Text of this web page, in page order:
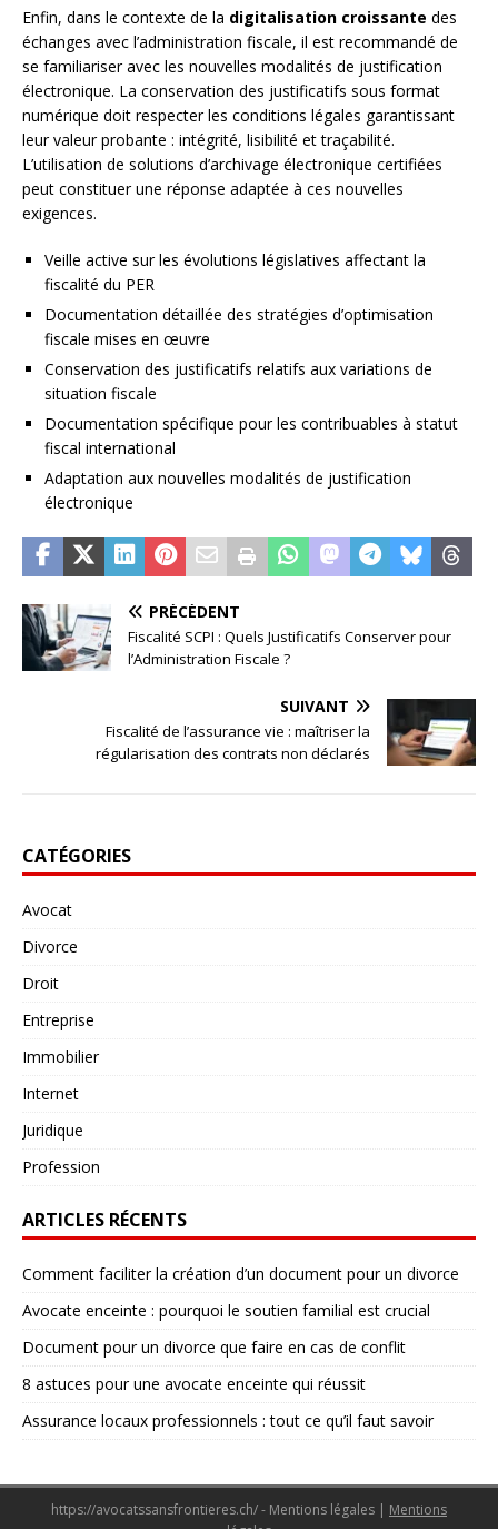
Enfin, dans le contexte de la digitalisation croissante des
échanges avec l’administration fiscale, il est recommandé de
se familiariser avec les nouvelles modalités de justification
électronique. La conservation des justificatifs sous format
numérique doit respecter les conditions légales garantissant
leur valeur probante : intégrité, lisibilité et traçabilité.
L’utilisation de solutions d’archivage électronique certifiées
peut constituer une réponse adaptée à ces nouvelles
exigences.
Veille active sur les évolutions législatives affectant la
fiscalité du PER
Documentation détaillée des stratégies d’optimisation
fiscale mises en œuvre
Conservation des justificatifs relatifs aux variations de
situation fiscale
Documentation spécifique pour les contribuables à statut
fiscal international
Adaptation aux nouvelles modalités de justification
électronique
PRÉCÉDENT
Fiscalité SCPI : Quels Justificatifs Conserver pour
l’Administration Fiscale ?
SUIVANT
Fiscalité de l’assurance vie : maîtriser la
régularisation des contrats non déclarés
CATÉGORIES
Avocat
Divorce
Droit
Entreprise
Immobilier
Internet
Juridique
Profession
ARTICLES RÉCENTS
Comment faciliter la création d’un document pour un divorce
Avocate enceinte : pourquoi le soutien familial est crucial
Document pour un divorce que faire en cas de conflit
8 astuces pour une avocate enceinte qui réussit
Assurance locaux professionnels : tout ce qu’il faut savoir
https://avocatssansfrontieres.ch/ - Mentions légales | Mentions